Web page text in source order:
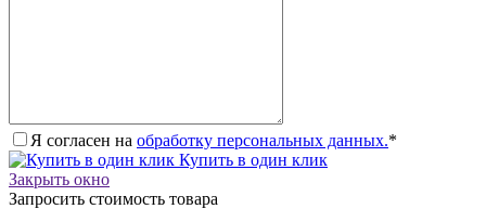
Я согласен на обработку персональных данных.*
Купить в один клик
Закрыть окно
Запросить стоимость товара